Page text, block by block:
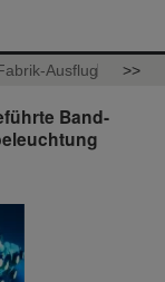
Ausflug >>
Band-